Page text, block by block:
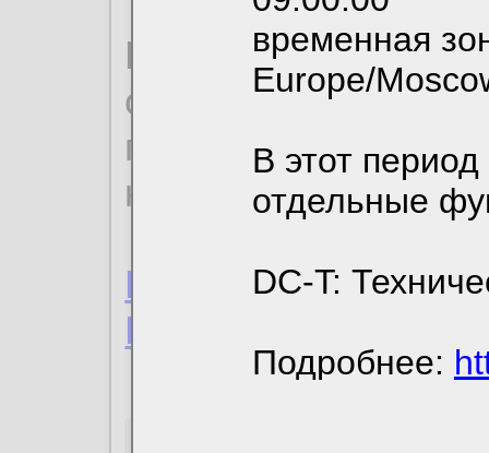
временная
Europe/
В этот
отдельные
DC-T:
Подробнее:
По
ознакомиться с
пользовательским
Пользовательское
Политика